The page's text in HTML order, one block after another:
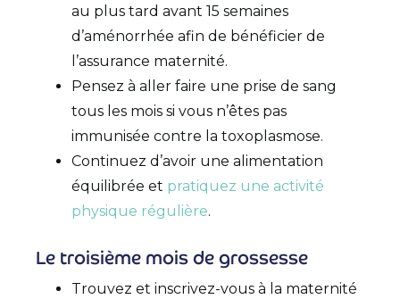
au plus tard avant 15 semaines
d’aménorrhée afin de bénéficier de
l’assurance maternité.
Pensez à aller faire une prise de sang
tous les mois si vous n’êtes pas
immunisée contre la toxoplasmose.
Continuez d’avoir une alimentation
équilibrée et pratiquez une activité
physique régulière.
Le troisième mois de grossesse
Trouvez et inscrivez-vous à la maternité